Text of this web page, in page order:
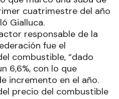
cuatrimestre del año
Gialluca.
responsable de la
fue el
combustible, “dado
6,6%, con lo que
incremento en el año.
precio del combustible